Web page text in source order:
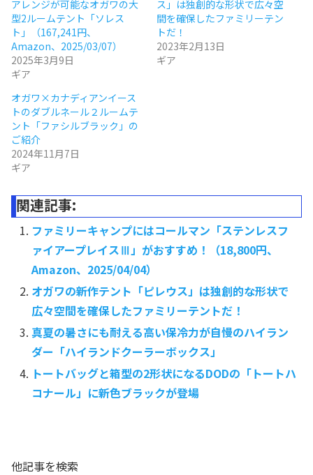
アレンジが可能なオガワの大
型2ルームテント「ソレス
ト」（167,241円、
Amazon、2025/03/07）
2025年3月9日
ギア
ス」は独創的な形状で広々空
間を確保したファミリーテン
トだ！
2023年2月13日
ギア
オガワ×カナディアンイース
トのダブルネール２ルームテ
ント「ファシルブラック」の
ご紹介
2024年11月7日
ギア
関連記事:
ファミリーキャンプにはコールマン「ステンレスフ
ァイアープレイスⅢ」がおすすめ！（18,800円、
Amazon、2025/04/04）
オガワの新作テント「ピレウス」は独創的な形状で
広々空間を確保したファミリーテントだ！
真夏の暑さにも耐える高い保冷力が自慢のハイラン
ダー「ハイランドクーラーボックス」
トートバッグと箱型の2形状になるDODの「トートハ
コナール」に新色ブラックが登場
他記事を検索